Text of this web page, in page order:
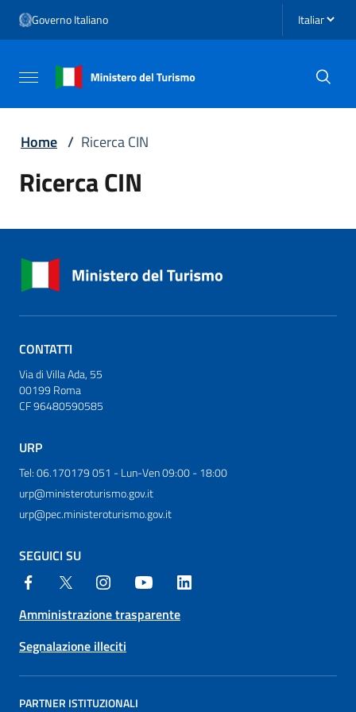
Vai al menu di navigazione
Vai al footer
Governo Italiano Seleziona
Attiva / disattiva la navigazione
Home / Ricerca CIN
Ricerca CIN
CONTATTI
Via di Villa Ada, 55
00199 Roma
CF 96480590585
URP
Tel: 06.170179 051 - Lun-Ven 09:00 - 18:00
urp@ministeroturismo.gov.it
urp@pec.ministeroturismo.gov.it
SEGUICI SU
Amministrazione trasparente
Segnalazione illeciti
PARTNER ISTITUZIONALI